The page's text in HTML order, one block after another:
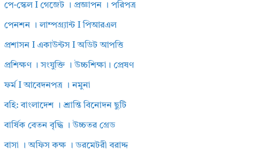
পে-স্কেল I গেজেট । প্রজ্ঞাপন । পরিপত্র
পেনশন । লাম্পগ্র্যান্ট I পিআরএল
প্রশাসন I একাউন্টস I অডিট আপত্তি
প্রশিক্ষণ । সংযুক্তি । উচ্চশিক্ষা। প্রেষণ
ফর্ম I আবেদনপত্র । নমুনা
বহি: বাংলাদেশ । শ্রান্তি বিনোদন ছুটি
বার্ষিক বেতন বৃদ্ধি । উচ্চতর গ্রেড
বাসা । অফিস কক্ষ । ডরমেটরী বরাদ্দ